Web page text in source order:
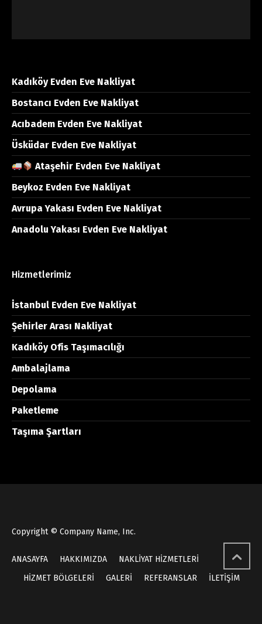
Kadıköy Evden Eve Nakliyat
Bostancı Evden Eve Nakliyat
Acıbadem Evden Eve Nakliyat
Üsküdar Evden Eve Nakliyat
Ataşehir Evden Eve Nakliyat
Beykoz Evden Eve Nakliyat
Avrupa Yakası Evden Eve Nakliyat
Anadolu Yakası Evden Eve Nakliyat
Hizmetlerimiz
İstanbul Evden Eve Nakliyat
Şehirler Arası Nakliyat
Kadıköy Ofis Taşımacılığı
Ambalajlama
Depolama
Paketleme
Taşıma Şartları
Copyright © Company Name, Inc.
ANASAYFA HAKKIMIZDA
NAKLİYAT HİZMETLERİ
HİZMET BÖLGELERİ
GALERİ REFERANSLAR İLETİŞİM